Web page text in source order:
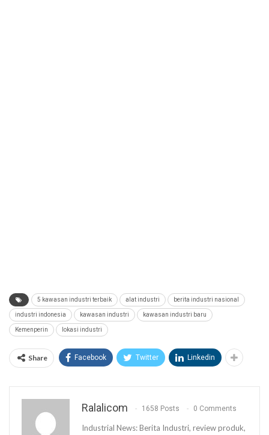
5 kawasan industri terbaik alat industri berita industri nasional
industri indonesia kawasan industri kawasan industri baru
Kemenperin lokasi industri
Share Facebook Twitter Linkedin
Ralalicom 1658 Posts 0 Comments
Industrial News: Berita Industri, review produk,